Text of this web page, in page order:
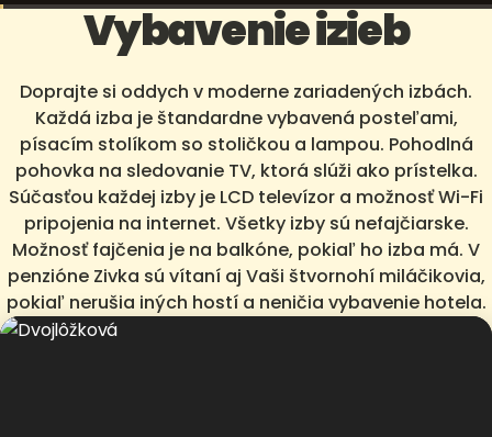
Vybavenie izieb
Doprajte si oddych v moderne zariadených izbách.
Každá izba je štandardne vybavená posteľami,
písacím stolíkom so stoličkou a lampou. Pohodlná
pohovka na sledovanie TV, ktorá slúži ako prístelka.
Súčasťou každej izby je LCD televízor a možnosť Wi-Fi
pripojenia na internet. Všetky izby sú nefajčiarske.
Možnosť fajčenia je na balkóne, pokiaľ ho izba má. V
penzióne Zivka sú vítaní aj Vaši štvornohí miláčikovia,
pokiaľ nerušia iných hostí a neničia vybavenie hotela.